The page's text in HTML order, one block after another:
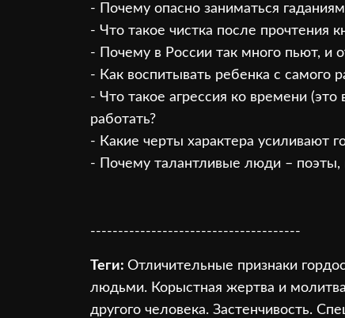
- Почему опасно заниматься
- Что такое чистка после прочтения
- Почему в России так много пьют, и
- Как воспитывать ребенка с самого
- Что такое агрессия ко времени
работать?
- Какие черты характера усиливают
- Почему талантливые люди – поэты,
--------------------------------------
Теги: Отличительные признаки
людьми. Корыстная жертва и
другого человека. Застенчивость.